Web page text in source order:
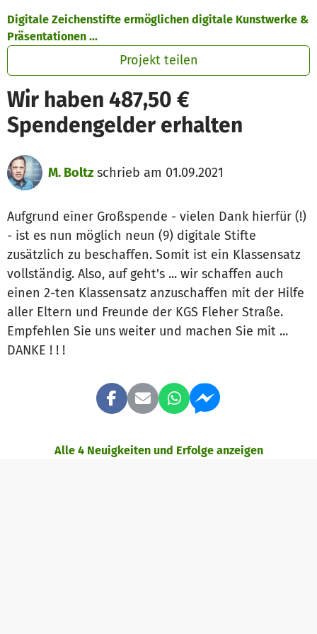
Digitale Zeichenstifte ermöglichen digitale Kunstwerke &
Präsentationen ...
Projekt teilen
Wir haben 487,50 €
Spendengelder erhalten
M. Boltz schrieb am 01.09.2021
Aufgrund einer Großspende - vielen Dank hierfür (!)
- ist es nun möglich neun (9) digitale Stifte
zusätzlich zu beschaffen. Somit ist ein Klassensatz
vollständig. Also, auf geht's ... wir schaffen auch
einen 2-ten Klassensatz anzuschaffen mit der Hilfe
aller Eltern und Freunde der KGS Fleher Straße.
Empfehlen Sie uns weiter und machen Sie mit ...
DANKE ! ! !
Alle 4 Neuigkeiten und Erfolge anzeigen